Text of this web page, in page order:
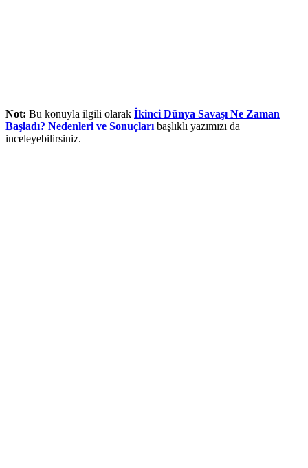
Not: Bu konuyla ilgili olarak İkinci Dünya Savaşı Ne Zaman
Başladı? Nedenleri ve Sonuçları başlıklı yazımızı da
inceleyebilirsiniz.